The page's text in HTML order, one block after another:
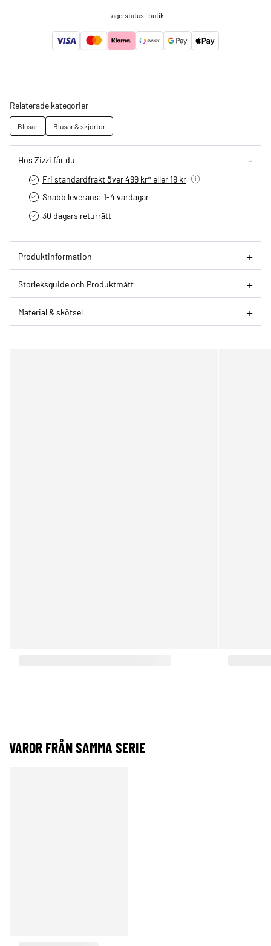
Lagerstatus i butik
Relaterade kategorier
Blusar Blusar & skjortor
Hos Zizzi får du
Fri standardfrakt över 499 kr* eller 19 kr
Snabb leverans: 1-4 vardagar
30 dagars returrätt­
Produktinformation
Storleksguide och Produktmått
Material & skötsel
VAROR FRÅN SAMMA SERIE